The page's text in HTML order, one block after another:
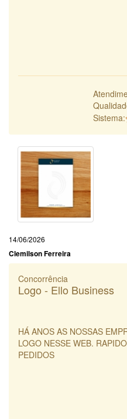
Sistema:
14/06/2026
Clemilson Ferreira
Concorrência
Logo - Ello Business
HÁ ANOS AS NOSSAS
LOGO NESSE WEB.
PEDIDOS